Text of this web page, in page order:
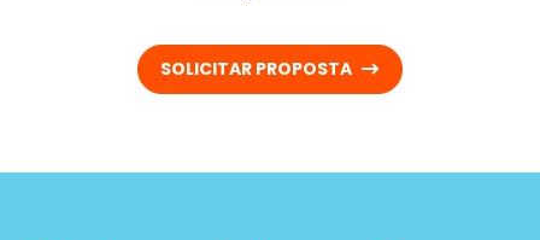
SOLICITAR PROPOSTA